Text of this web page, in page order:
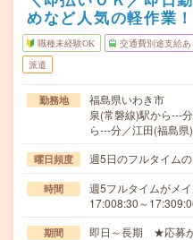
めなど人気の軽作業！
職種未経験OK 交通費別途支給あ
派遣
勤務地
福島県いわき市
泉(常磐線)駅から---
ら---分／江田(福島
曜日頻度 週5日のフルタイムの
時間
週5フルタイムがメ
17:008:30～
期間
即日～長期 ★応募か